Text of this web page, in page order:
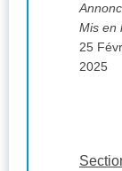
Mis en
25 Février 2025
2025